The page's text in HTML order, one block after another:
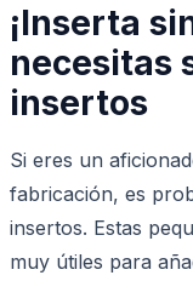
¡Inserta
necesitas
insertos
Si eres un
fabricación, es
insertos. Estas
muy útiles para